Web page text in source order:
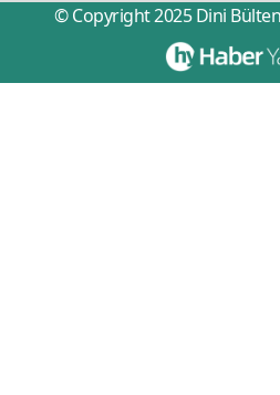
© Copyright 2025 Dini Bülten